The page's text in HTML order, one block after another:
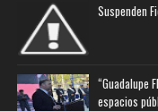
Suspenden
“Guadalupe
espacios